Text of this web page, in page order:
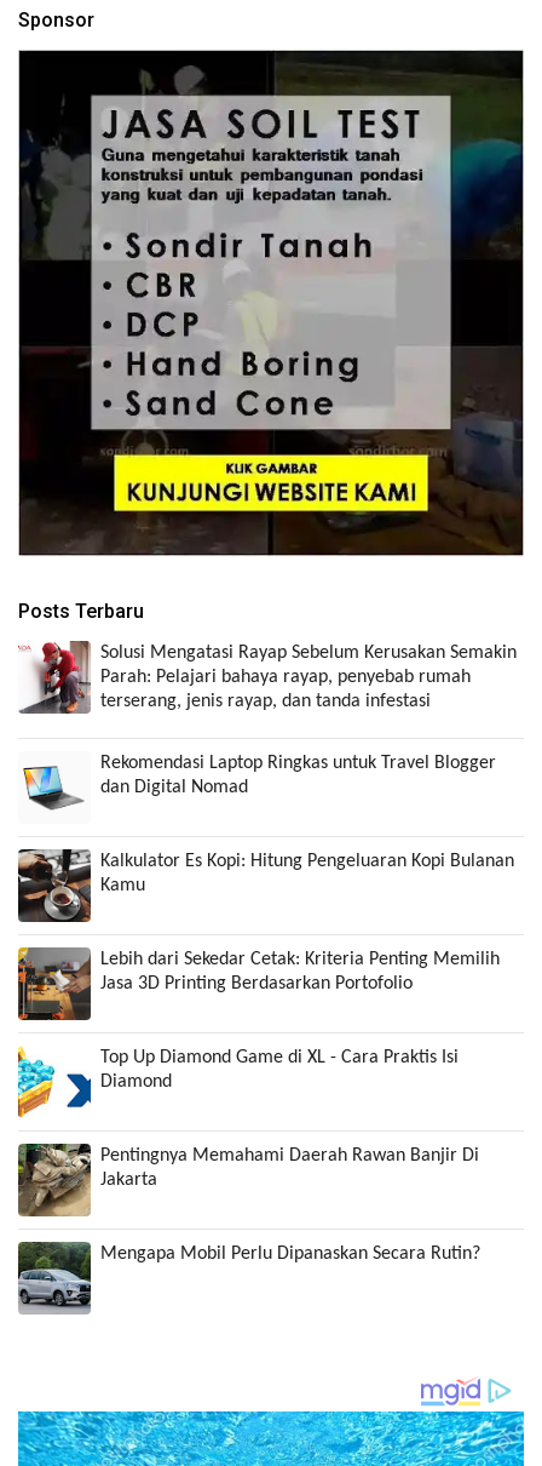
Sponsor
Posts Terbaru
Solusi Mengatasi Rayap Sebelum Kerusakan Semakin
Parah: Pelajari bahaya rayap, penyebab rumah
terserang, jenis rayap, dan tanda infestasi
Rekomendasi Laptop Ringkas untuk Travel Blogger
dan Digital Nomad
Kalkulator Es Kopi: Hitung Pengeluaran Kopi Bulanan
Kamu
Lebih dari Sekedar Cetak: Kriteria Penting Memilih
Jasa 3D Printing Berdasarkan Portofolio
Top Up Diamond Game di XL - Cara Praktis Isi
Diamond
Pentingnya Memahami Daerah Rawan Banjir Di
Jakarta
Mengapa Mobil Perlu Dipanaskan Secara Rutin?